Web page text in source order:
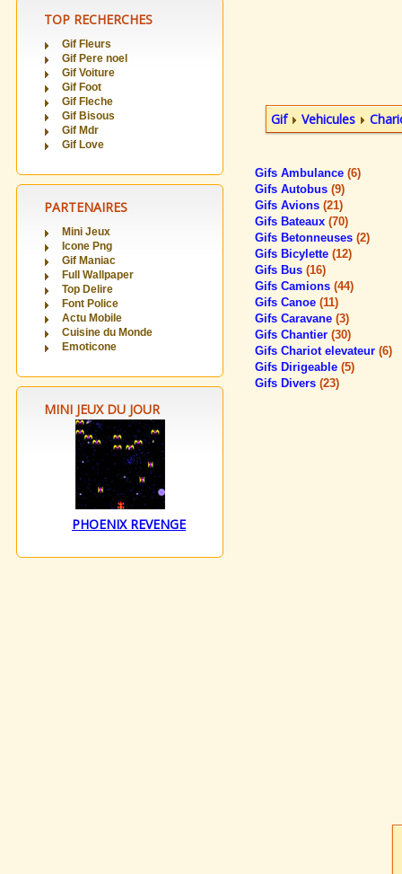
TOP RECHERCHES
Gif Fleurs
Gif Pere noel
Gif Voiture
Gif Foot
Gif Fleche
Gif Bisous
Gif Mdr
Gif Love
PARTENAIRES
Mini Jeux
Icone Png
Gif Maniac
Full Wallpaper
Top Delire
Font Police
Actu Mobile
Cuisine du Monde
Emoticone
MINI JEUX DU JOUR
PHOENIX REVENGE
Gif Vehicules
Gifs Ambulance (6)
Gifs Autobus (9)
Gifs Avions (21)
Gifs Bateaux (70)
Gifs Betonneuses (2)
Gifs Bicylette (12)
Gifs Bus (16)
Gifs Camions (44)
Gifs Canoe (11)
Gifs Caravane (3)
Gifs Chantier (30)
Gifs Chariot elevateur (6)
Gifs Dirigeable (5)
Gifs Divers (23)